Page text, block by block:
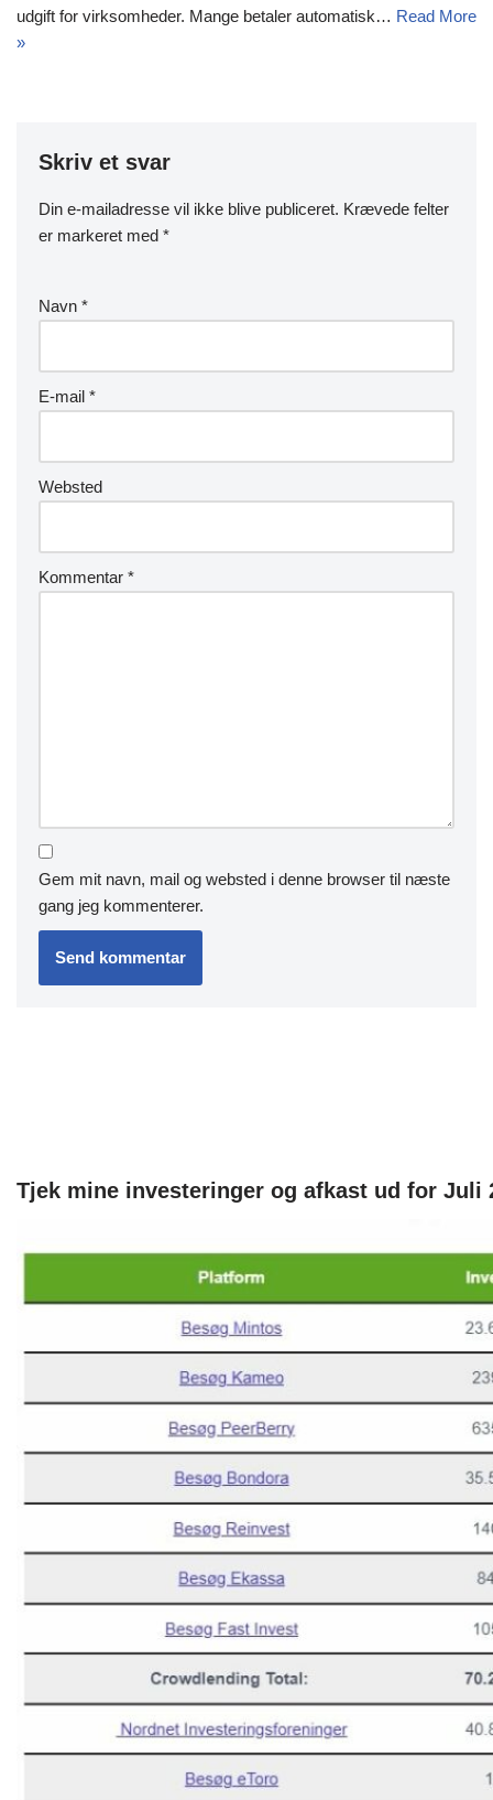
udgift for virksomheder. Mange betaler automatisk… Read More
»
Skriv et svar
Din e-mailadresse vil ikke blive publiceret. Krævede felter
er markeret med *
Navn *
E-mail *
Websted
Kommentar *
Gem mit navn, mail og websted i denne browser til næste
gang jeg kommenterer.
Tjek mine investeringer og afkast ud for Juli